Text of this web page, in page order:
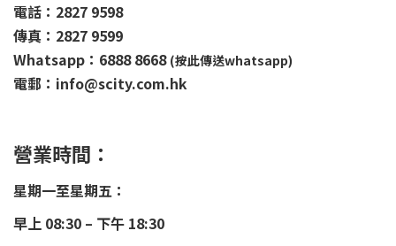
電話：2827 9598
傳真：2827 9599
Whatsapp：6888 8668 (按此傳送whatsapp)
電郵：info@scity.com.hk
營業時間：
星期一至星期五：
早上 08:30 – 下午 18:30